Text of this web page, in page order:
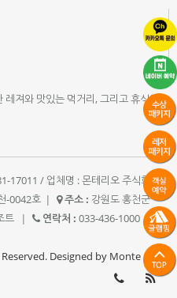
져와 맛있는 먹거리, 그리고 휴식이
17011 / 업체명 : 몬테리오 주식회사
-0042호 | 주소 : 강원도 홍천군
트
| 연락처 : 033-436-1000
|
Designed by Monte rio.